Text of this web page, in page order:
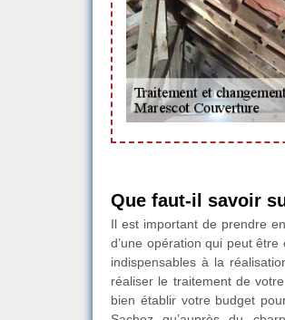
Que faut-il savoir
Il est important de prendre
d’une opération qui peut
indispensables à la
réaliser le traitement de
bien établir votre budget